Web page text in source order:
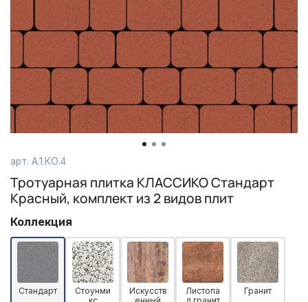
арт. А.1.КО.4
Тротуарная плитка КЛАССИКО Стандарт
Красный, комплект из 2 видов плит
Коллекция
Стандарт
Стоунми
Искусств
Листопа
Гранит